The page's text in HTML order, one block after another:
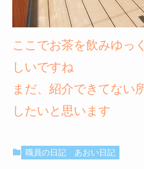
ここでお茶を飲みゆっ
しいですね
まだ、紹介できてない
したいと思います
職員の日記 あおい日記